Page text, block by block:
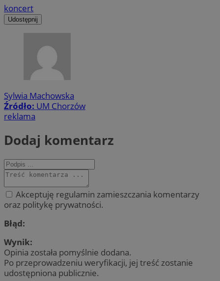
koncert
Udostępnij
Sylwia Machowska
Źródło: UM Chorzów
reklama
Dodaj komentarz
Akceptuję regulamin zamieszczania komentarzy
oraz politykę prywatności.
Błąd:
Wynik:
Opinia została pomyślnie dodana.
Po przeprowadzeniu weryfikacji, jej treść zostanie
udostępniona publicznie.